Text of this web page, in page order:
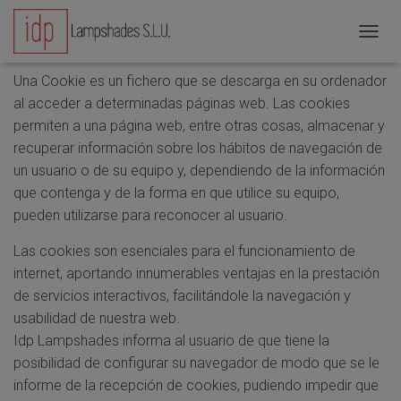
Política de Cookies
Una Cookie es un fichero que se descarga en su ordenador
al acceder a determinadas páginas web. Las cookies
permiten a una página web, entre otras cosas, almacenar y
recuperar información sobre los hábitos de navegación de
un usuario o de su equipo y, dependiendo de la información
que contenga y de la forma en que utilice su equipo,
pueden utilizarse para reconocer al usuario.
Las cookies son esenciales para el funcionamiento de
internet, aportando innumerables ventajas en la prestación
de servicios interactivos, facilitándole la navegación y
usabilidad de nuestra web.
Idp Lampshades informa al usuario de que tiene la
posibilidad de configurar su navegador de modo que se le
informe de la recepción de cookies, pudiendo impedir que